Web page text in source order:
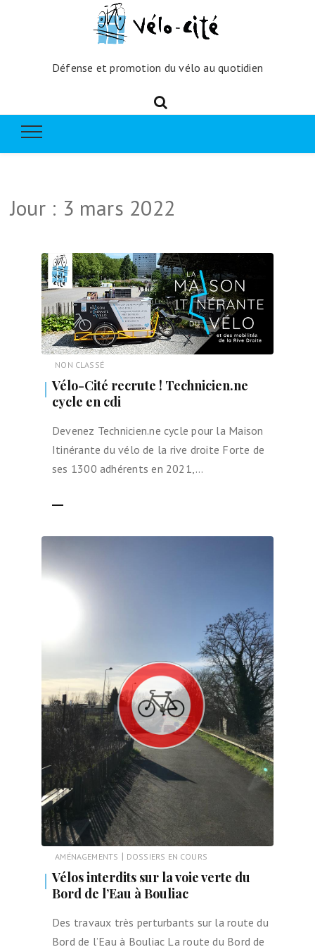
Défense et promotion du vélo au quotidien
Jour : 3 mars 2022
NON CLASSÉ
Vélo-Cité recrute ! Technicien.ne
cycle en cdi
Devenez Technicien.ne cycle pour la Maison
Itinérante du vélo de la rive droite Forte de
ses 1300 adhérents en 2021,…
AMÉNAGEMENTS | DOSSIERS EN COURS
Vélos interdits sur la voie verte du
Bord de l’Eau à Bouliac
Des travaux très perturbants sur la route du
Bord de l’Eau à Bouliac La route du Bord de